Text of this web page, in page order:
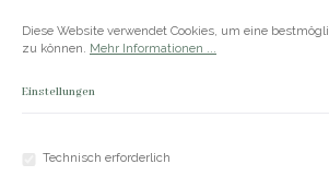
Diese Website verwendet Cookies, um eine
zu können. Mehr Informationen ...
Einstellungen
Technisch erforderlich